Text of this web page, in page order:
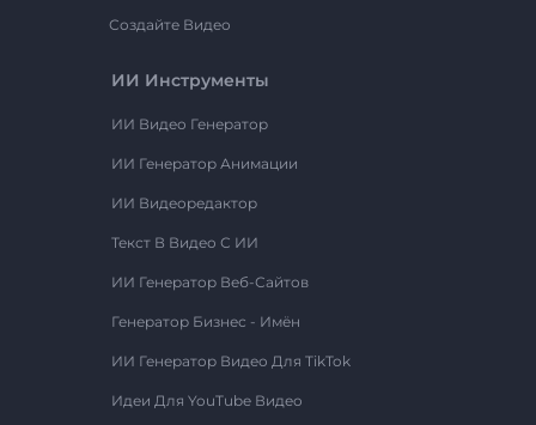
Создайте Видео
ИИ Инструменты
ИИ Видео Генератор
ИИ Генератор Анимации
ИИ Видеоредактор
Текст В Видео С ИИ
ИИ Генератор Веб-Сайтов
Генератор Бизнес - Имён
ИИ Генератор Видео Для TikTok
Идеи Для YouTube Видео